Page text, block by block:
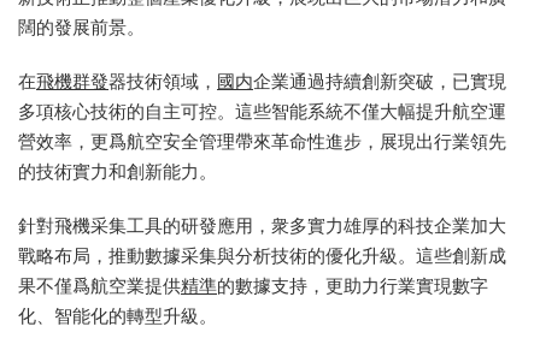
闊的發展前景。
在飛機群發器技術領域， 國内企業通過持續創新突破，已實現
多項核心技術的自主可控。這些智能系統不僅大幅提升航空運
營效率，更爲航空安全管理帶來革命性進步，展現出行業領先
的技術實力和創新能力。
針對飛機采集工具的研發應用，衆多實力雄厚的科技企業加大
戰略布局，推動數據采集與分析技術的優化升級。這些創新成
果不僅爲航空業提供精準的數據支持，更助力行業實現數字
化、智能化的轉型升級。